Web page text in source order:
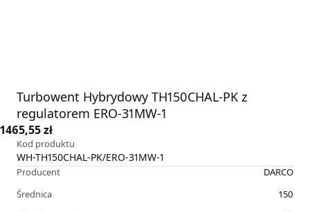
Turbowent Hybrydowy TH150CHAL-PK z
regulatorem ERO-31MW-1
1465,55 zł
Kod produktu
WH-TH150CHAL-PK/ERO-31MW-1
Producent
DARCO
Średnica
150